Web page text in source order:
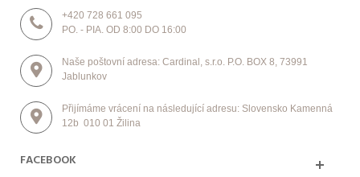
+420 728 661 095
PO. - PIA. OD 8:00 DO 16:00
Naše poštovní adresa: Cardinal, s.r.o. P.O. BOX 8, 73991
Jablunkov
Přijímáme vrácení na následující adresu: Slovensko Kamenná
12b 010 01 Žilina
FACEBOOK